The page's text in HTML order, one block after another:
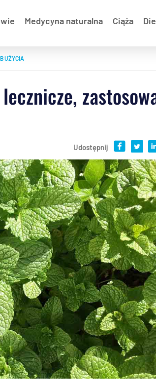
Medycyna naturalna Ciąża
UŻYCIA
Udostępnij